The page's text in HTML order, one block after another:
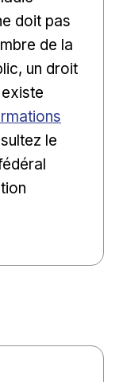
doit pas
de la
un droit
une nouvelle
le